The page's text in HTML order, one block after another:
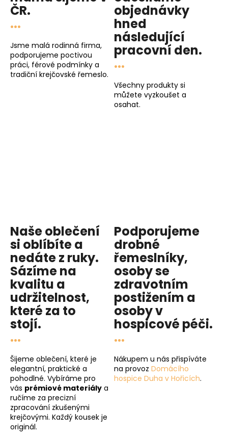
ČR.
...
Jsme malá rodinná firma,
podporujeme poctivou
práci, férové podmínky a
tradiční krejčovské řemeslo.
objednávky
hned
následující
pracovní den.
...
Všechny produkty si
můžete vyzkoušet a
osahat.
Naše oblečení
si oblíbíte a
nedáte z ruky.
Sázíme na
kvalitu a
udržitelnost,
které za to
stojí.
...
Šijeme oblečení, které je
elegantní, praktické a
pohodlné. Vybíráme pro
vás prémiové materiály a
ručíme za precizní
zpracování zkušenými
krejčovými. Každý kousek je
originál.
Podporujeme
drobné
řemeslníky,
osoby se
zdravotním
postižením a
osoby v
hospicové péči.
...
Nákupem u nás přispíváte
na provoz Domácího
hospice Duha v Hořicích.